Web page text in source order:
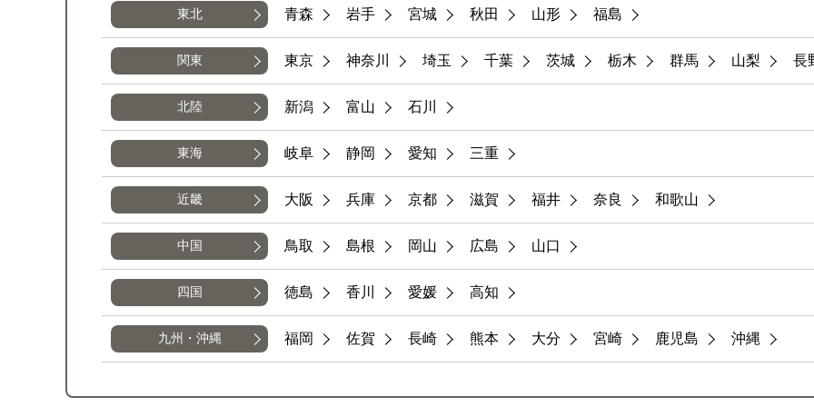
東北 青森 岩手 宮城 秋田 山形 福島
関東 東京 神奈川 埼玉 千葉 茨城 栃木 群馬 山梨 長
北陸 新潟 富山 石川
東海 岐阜 静岡 愛知 三重
近畿 大阪 兵庫 京都 滋賀 福井 奈良 和歌山
中国 鳥取 島根 岡山 広島 山口
四国 徳島 香川 愛媛 高知
九州・沖縄 福岡 佐賀 長崎 熊本 大分 宮崎 鹿児島 沖縄